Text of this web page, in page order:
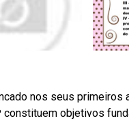
nos seus
objetivos